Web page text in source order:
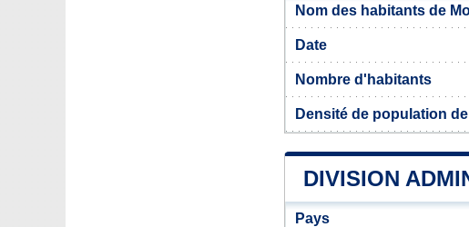
Nom des habitants de
Date
Nombre d'habitants
Densité de population
DIVISION
Pays